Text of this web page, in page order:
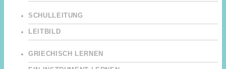
SCHULLEITUNG
LEITBILD
GRIECHISCH LERNEN